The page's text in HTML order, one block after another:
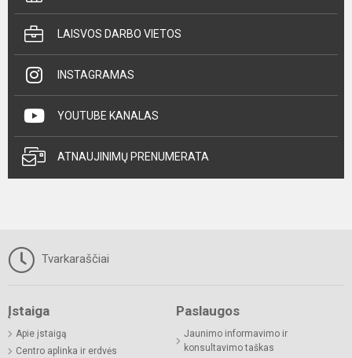
LAISVOS DARBO VIETOS
INSTAGRAMAS
YOUTUBE KANALAS
ATNAUJINIMŲ PRENUMERATA
Tvarkaraščiai
Įstaiga
Apie įstaigą
Centro aplinka ir erdvės
Paslaugos
Jaunimo informavimo ir
konsultavimo taškas